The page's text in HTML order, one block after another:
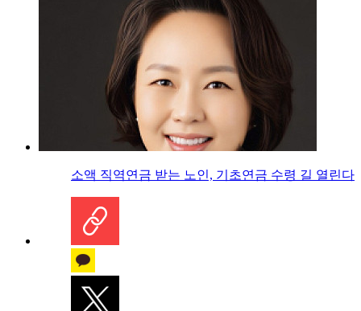
소액 직역연금 받는 노인, 기초연금 수령 길 열린다